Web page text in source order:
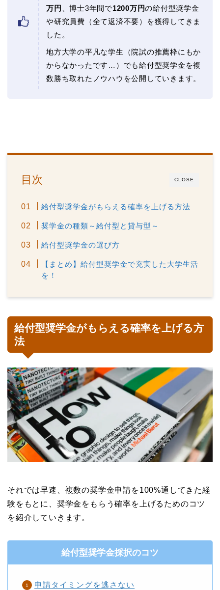
万円
、博士3年間で1200万円の給付型奨学金
や研究員費（全て返済不要）を獲得してきま
した。
地方大学の平凡な学生（院試の推薦枠にもか
からなかったです…）でも給付型奨学金を複
数勝ち取れたノウハウを公開していきます。
CLOSE
目次
給付型奨学金がもらえる確率を上げる方法
奨学金の種類～給付型と貸与型～
給付型奨学金の選び方
【まとめ】給付型奨学金で充実した大学生活
を！
給付型奨学金がもらえる確率を上げる方
法
それでは早速、複数の奨学金申請を100%通してきた経
験をもとに、奨学金をもらう確率を上げるためのコツ
を紹介していきます。
給付型奨学金採択のコツ
申請タイミングを逃さない